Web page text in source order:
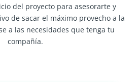
del proyecto para asesorarte y
de sacar el máximo provecho a la
a las necesidades que tenga tu
compañía.